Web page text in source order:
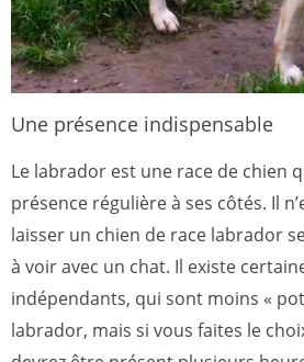
Une présence indispensable
Le labrador est une race de chien
présence régulière à ses côtés. Il
laisser un chien de race labrador
à voir avec un chat. Il existe
indépendants, qui sont moins «
labrador, mais si vous faites le